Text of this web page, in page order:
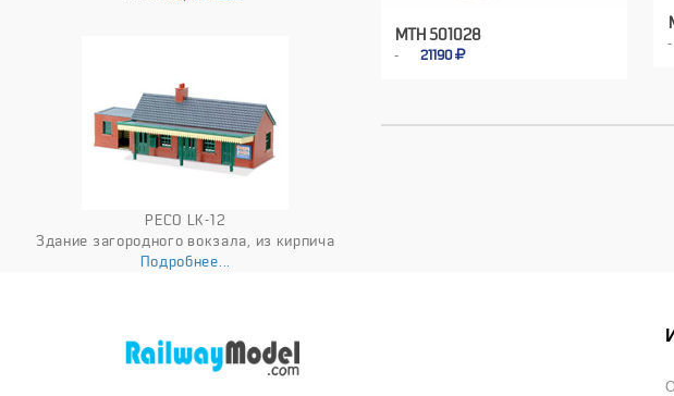
PECO LK-12
Здание загородного вокзала, из кирпича
Подробнее...
MTH 501028
21190